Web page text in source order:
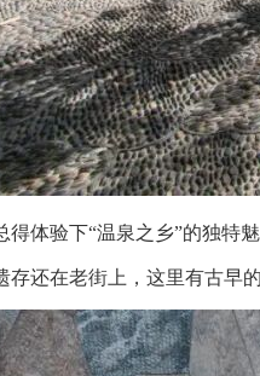
得体验下“温泉之乡”的独特
存还在老街上，这里有古早